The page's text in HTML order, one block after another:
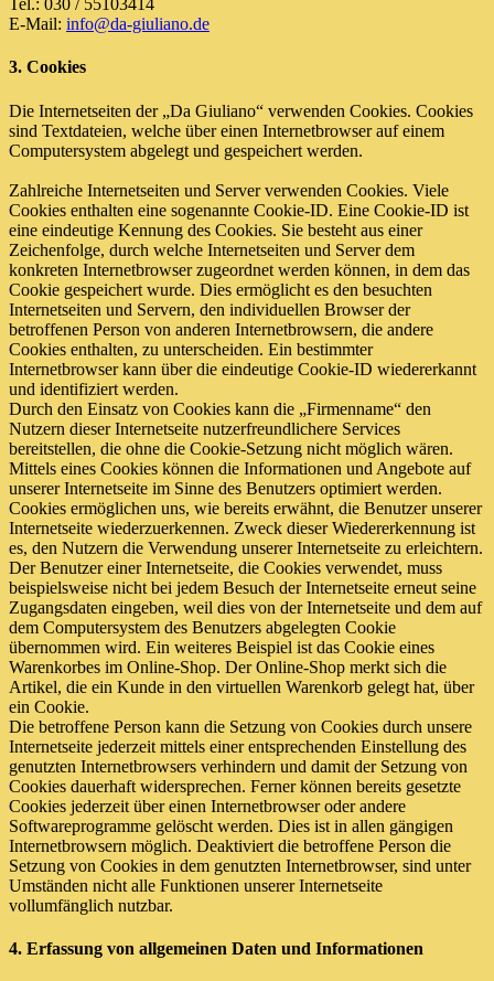
Tel.: 030 / 55103414
E-Mail: info@da-giuliano.de
3. Cookies
Die Internetseiten der „Da Giuliano“ verwenden Cookies. Cookies
sind Textdateien, welche über einen Internetbrowser auf einem
Computersystem abgelegt und gespeichert werden.
Zahlreiche Internetseiten und Server verwenden Cookies. Viele
Cookies enthalten eine sogenannte Cookie-ID. Eine Cookie-ID ist
eine eindeutige Kennung des Cookies. Sie besteht aus einer
Zeichenfolge, durch welche Internetseiten und Server dem
konkreten Internetbrowser zugeordnet werden können, in dem das
Cookie gespeichert wurde. Dies ermöglicht es den besuchten
Internetseiten und Servern, den individuellen Browser der
betroffenen Person von anderen Internetbrowsern, die andere
Cookies enthalten, zu unterscheiden. Ein bestimmter
Internetbrowser kann über die eindeutige Cookie-ID wiedererkannt
und identifiziert werden.
Durch den Einsatz von Cookies kann die „Firmenname“ den
Nutzern dieser Internetseite nutzerfreundlichere Services
bereitstellen, die ohne die Cookie-Setzung nicht möglich wären.
Mittels eines Cookies können die Informationen und Angebote auf
unserer Internetseite im Sinne des Benutzers optimiert werden.
Cookies ermöglichen uns, wie bereits erwähnt, die Benutzer unserer
Internetseite wiederzuerkennen. Zweck dieser Wiedererkennung ist
es, den Nutzern die Verwendung unserer Internetseite zu erleichtern.
Der Benutzer einer Internetseite, die Cookies verwendet, muss
beispielsweise nicht bei jedem Besuch der Internetseite erneut seine
Zugangsdaten eingeben, weil dies von der Internetseite und dem auf
dem Computersystem des Benutzers abgelegten Cookie
übernommen wird. Ein weiteres Beispiel ist das Cookie eines
Warenkorbes im Online-Shop. Der Online-Shop merkt sich die
Artikel, die ein Kunde in den virtuellen Warenkorb gelegt hat, über
ein Cookie.
Die betroffene Person kann die Setzung von Cookies durch unsere
Internetseite jederzeit mittels einer entsprechenden Einstellung des
genutzten Internetbrowsers verhindern und damit der Setzung von
Cookies dauerhaft widersprechen. Ferner können bereits gesetzte
Cookies jederzeit über einen Internetbrowser oder andere
Softwareprogramme gelöscht werden. Dies ist in allen gängigen
Internetbrowsern möglich. Deaktiviert die betroffene Person die
Setzung von Cookies in dem genutzten Internetbrowser, sind unter
Umständen nicht alle Funktionen unserer Internetseite
vollumfänglich nutzbar.
4. Erfassung von allgemeinen Daten und Informationen